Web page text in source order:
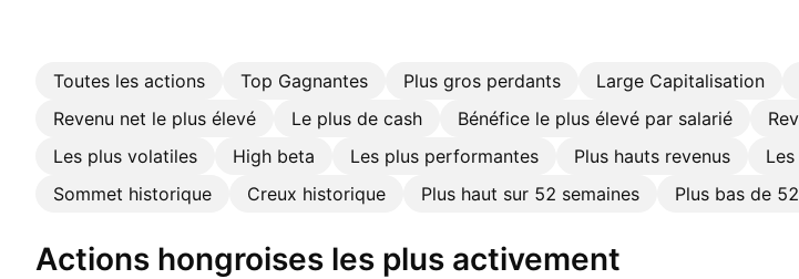
Toutes les actions Top Gagnantes Plus gros perdants Large Capitalisation
Revenu net le plus élevé
Le plus de cash Bénéfice le plus élevé par salarié
Les plus volatiles
High beta Les plus performantes Plus hauts revenus
Sommet historique
Creux historique Plus haut sur 52 semaines Plus bas de
Actions hongroises les plus activement